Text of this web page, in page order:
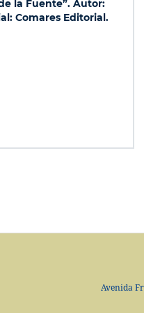
la Fuente”. Autor:
Comares Editorial.
Avenida